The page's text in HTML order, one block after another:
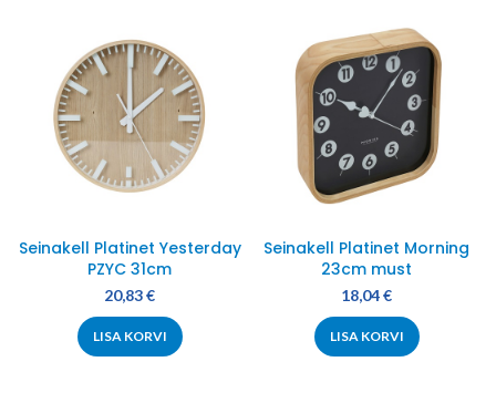
Seinakell Platinet Yesterday
PZYC 31cm
20,83€
LISA KORVI
Seinakell Platinet Morning
23cm must
18,04€
LISA KORVI